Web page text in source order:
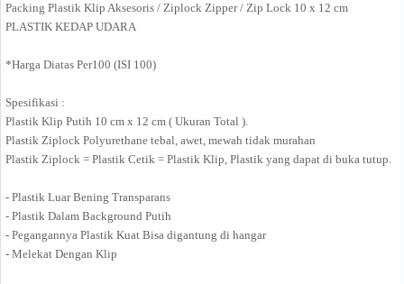
Packing Plastik Klip Aksesoris / Ziplock Zipper / Zip Lock 10 x 12 cm
PLASTIK KEDAP UDARA
*Harga Diatas Per100 (ISI 100)
Spesifikasi :
Plastik Klip Putih 10 cm x 12 cm ( Ukuran Total ).
Plastik Ziplock Polyurethane tebal, awet, mewah tidak murahan
Plastik Ziplock = Plastik Cetik = Plastik Klip, Plastik yang dapat di buka tutup.
- Plastik Luar Bening Transparans
- Plastik Dalam Background Putih
- Pegangannya Plastik Kuat Bisa digantung di hangar
- Melekat Dengan Klip